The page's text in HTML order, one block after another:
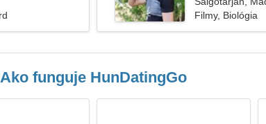
Filmy, Biológia
Ako funguje HunDatingGo